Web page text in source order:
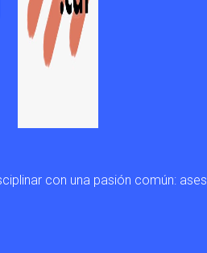
con una pasión común: